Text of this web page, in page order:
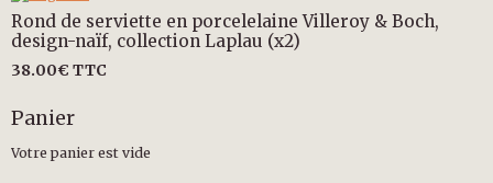
Rond de serviette en porcelelaine Villeroy & Boch,
design-naïf, collection Laplau (x2)
38.00€ TTC
Panier
Votre panier est vide